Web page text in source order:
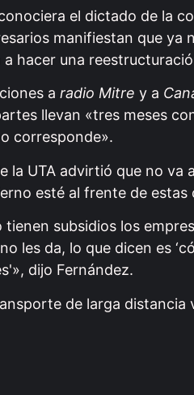
el dictado de la
manifiestan que ya
hacer una
a radio Mitre y a
llevan «tres meses
corresponde».
la UTA advirtió que no
esté al frente de
tienen subsidios los
les da, lo que dicen es
dijo Fernández.
de larga